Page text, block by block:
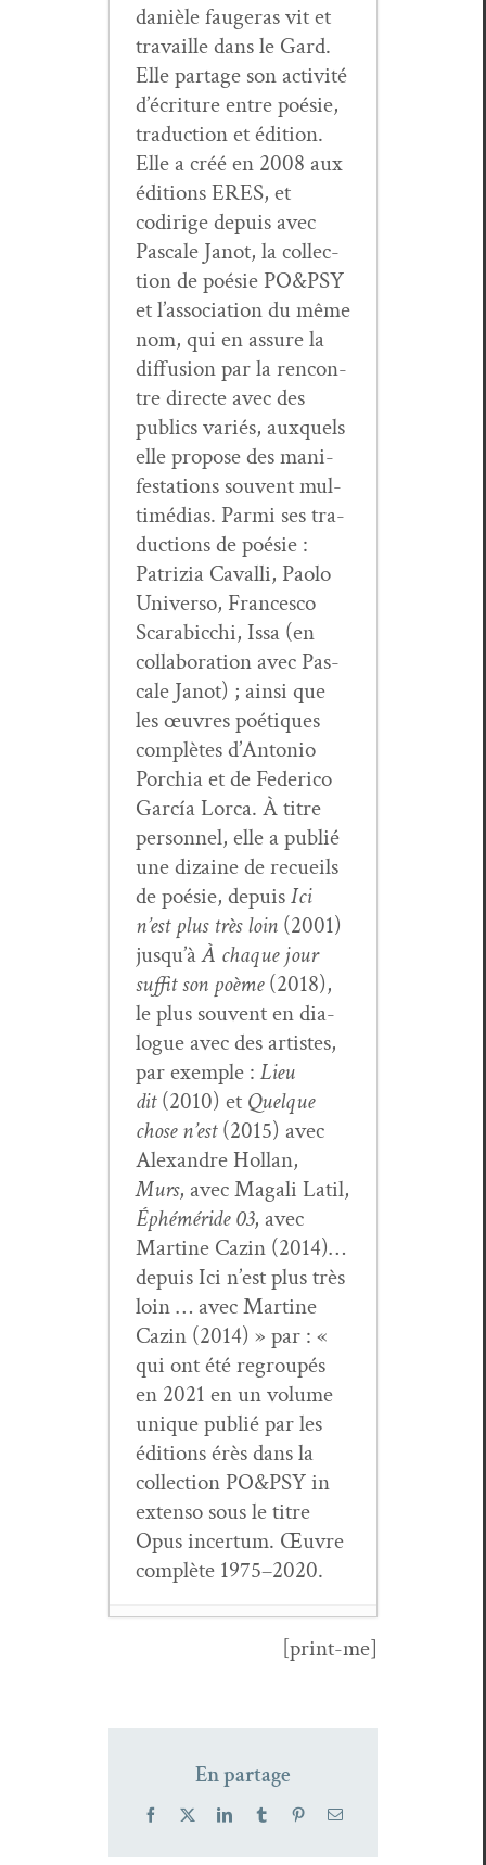
danièle faugeras vit et
tra­vaille dans le Gard.
Elle partage son activ­ité
d’écriture entre poésie,
tra­duc­tion et édi­tion.
Elle a créé en 2008 aux
édi­tions ERES, et
codirige depuis avec
Pas­cale Jan­ot, la col­lec­
tion de poésie PO&PSY
et l’as­so­ci­a­tion du même
nom, qui en assure la
dif­fu­sion par la ren­con­
tre directe avec des
publics var­iés, aux­quels
elle pro­pose des man­i­
fes­ta­tions sou­vent mul­
ti­mé­dias. Par­mi ses tra­
duc­tions de poésie :
Patrizia Cav­al­li, Pao­lo
Uni­ver­so, Francesco
Scara­bic­chi, Issa (en
col­lab­o­ra­tion avec Pas­
cale Jan­ot) ; ain­si que
les œuvres poé­tiques
com­plètes d’An­to­nio
Porchia et de Fed­eri­co
Gar­cía Lor­ca. À titre
per­son­nel, elle a pub­lié
une dizaine de recueils
de poésie, depuisIci
n’est plus très loin (2001)
jusqu’àÀ chaque jour
suf­fit son poème(2018),
le plus sou­vent en dia­
logue avec des artistes,
par exem­ple : Lieu
dit(2010) et Quelque
chose n’est(2015) avec
Alexan­dre Hol­lan,
Murs, avec Mag­a­li Latil,
Éphéméride 03, avec
Mar­tine Cazin (2014)…
depuis Ici n’est plus très
loin … avec Mar­tine
Cazin (2014) » par : «
qui ont été regroupés
en 2021 en un vol­ume
unique pub­lié par les
édi­tions érès dans la
col­lec­tion PO&PSY in
exten­so sous le titre
Opus incer­tum. Œuvre
com­plète 1975–2020.
Bonnes feuilles
Chen, Wern­er
LUTZ
- 6
[print-me]
En partage
Facebook LinkedInTumblr PinterestEmail